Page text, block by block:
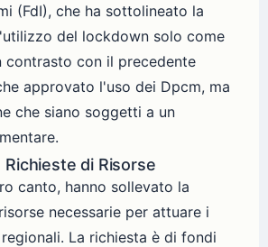
(FdI), che ha sottolineato la
del lockdown solo come
contrasto con il precedente
approvato l'uso dei Dpcm, ma
che siano soggetti a un
Richieste di Risorse
canto, hanno sollevato la
necessarie per attuare i
La richiesta è di fondi